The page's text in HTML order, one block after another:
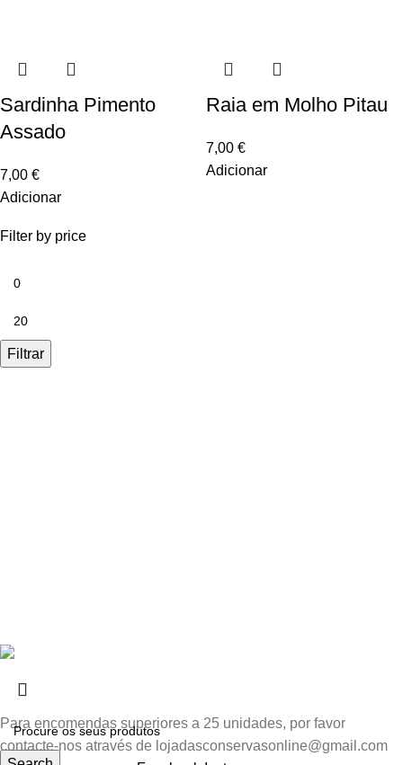
Filter by price
Filtrar
Sardinha Pimento
Assado
7,00 €
Adicionar
Raia em Molho Pitau
7,00 €
Adicionar
Para encomendas superiores a 25 unidades, por favor
contacte-nos através de lojadasconservasonline@gmail.com